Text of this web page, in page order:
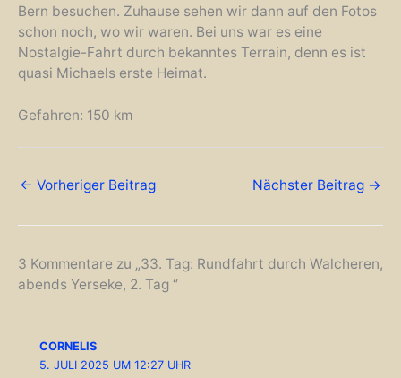
Bern besuchen. Zuhause sehen wir dann auf den Fotos
schon noch, wo wir waren. Bei uns war es eine
Nostalgie-Fahrt durch bekanntes Terrain, denn es ist
quasi Michaels erste Heimat.
Gefahren: 150 km
← Vorheriger Beitrag Nächster Beitrag →
3 Kommentare zu „33. Tag: Rundfahrt durch Walcheren,
abends Yerseke, 2. Tag “
CORNELIS
5. JULI 2025 UM 12:27 UHR